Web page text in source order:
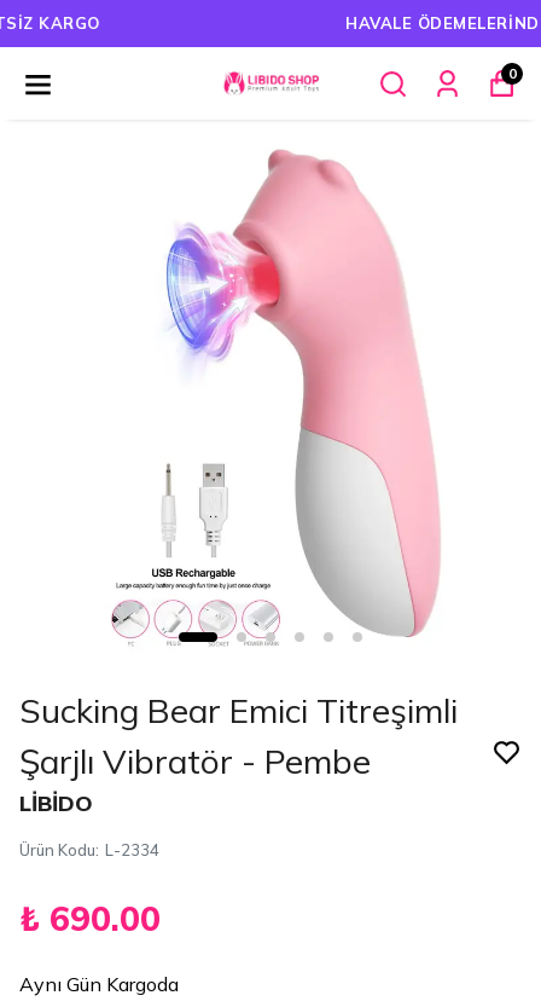
HAVALE ÖDEMELERINDE %5 İNDIRIM
0
Sucking Bear Emici Titreşimli
Şarjlı Vibratör - Pembe
LİBİDO
Ürün Kodu: L-2334
₺ 690.00
Aynı Gün Kargoda